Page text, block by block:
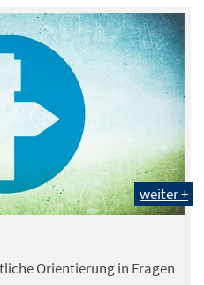
weiter +
Orientierung in Fragen